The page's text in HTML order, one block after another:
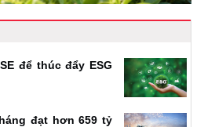
để thúc đẩy ESG
đạt hơn 659 tỷ